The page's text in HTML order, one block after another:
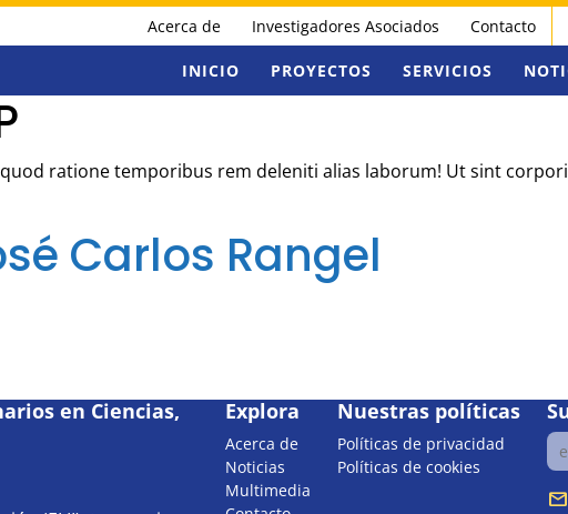
Acerca de Investigadores Asociados Contacto
INICIO PROYECTOS SERVICIOS
ratione temporibus rem deleniti alias laborum! Ut sint
Carlos Rangel
en Ciencias,
Explora
Acerca de
Noticias
Multimedia
Nuestras políticas
Políticas de privacidad
Políticas de cookies
mail